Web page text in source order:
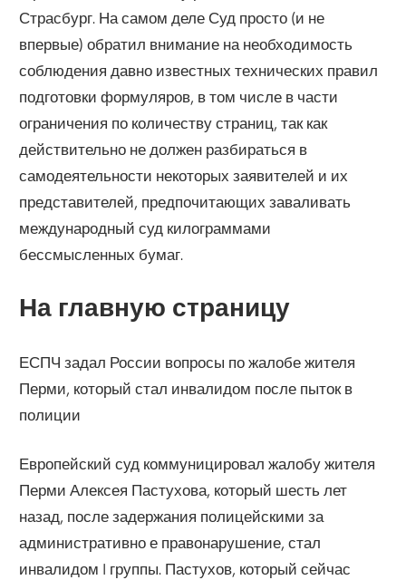
Страсбург. На самом деле Суд просто (и не
впервые) обратил внимание на необходимость
соблюдения давно известных технических правил
подготовки формуляров, в том числе в части
ограничения по количеству страниц, так как
действительно не должен разбираться в
самодеятельности некоторых заявителей и их
представителей, предпочитающих заваливать
международный суд килограммами
бессмысленных бумаг.
На главную страницу
ЕСПЧ задал России вопросы по жалобе жителя
Перми, который стал инвалидом после пыток в
полиции
Европейский суд коммуницировал жалобу жителя
Перми Алексея Пастухова, который шесть лет
назад, после задержания полицейскими за
административно е правонарушение, стал
инвалидом I группы. Пастухов, который сейчас